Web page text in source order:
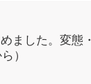
ました。変態・
）